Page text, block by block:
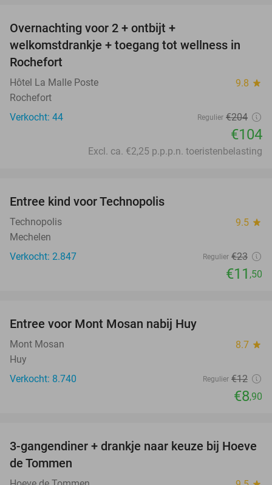
Overnachting voor 2 + ontbijt +
welkomstdrankje + toegang tot wellness in
Rochefort
Hôtel La Malle Poste 9.8 star
Rochefort
Verkocht: 44
Regulier €204
€104
Excl. ca. €2,25 p.p.p.n. toeristenbelasting
Entree kind voor Technopolis
Technopolis 9.5 star
Mechelen
Verkocht: 2.847
Regulier €23
€11 ,50
Entree voor Mont Mosan nabij Huy
Mont Mosan 8.7 star
Huy
Verkocht: 8.740
Regulier €12
€8,90
45%
3-gangendiner + drankje naar keuze bij Hoeve
de Tommen